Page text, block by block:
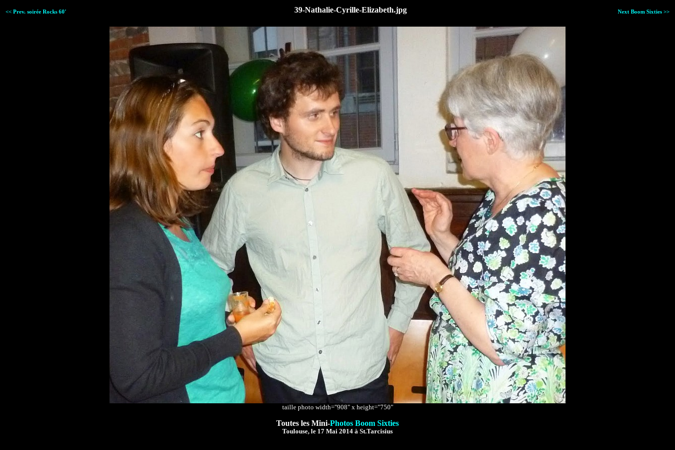
<< Prev. soirée Rocks 60' 39-Nathalie-Cyrille-Elizabeth.jpg Next Boom Sixties >>
taille photo width="908" x height="750"
Toutes les Mini-Photos Boom Sixties
Toulouse, le 17 Mai 2014 à St.Tarcisius